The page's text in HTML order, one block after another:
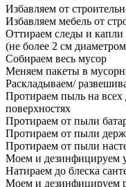
Избавляем от
Избавляем мебель от
Оттираем следы и капли
(не более 2 см
Собираем весь мусор
Меняем пакеты в
Раскладываем/
Протираем пыль на
поверхностях
Протираем от пыли
Протираем от пыли
Протираем от пыли
Моем и дезинфицируем
Натираем до блеска
Моем и дезинфицируем